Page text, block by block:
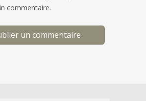
commentaire.